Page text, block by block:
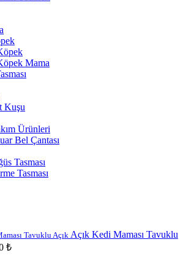
Mama
Kuşu
Ürünleri
Bel Çantası
Tasması
Tasması
Tavuklu Açık Açık Kedi Maması Tavuklu
₺